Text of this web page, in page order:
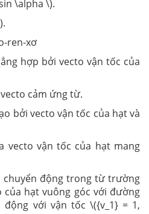
\alpha \).
ren-xơ
hợp bởi vecto vận tốc của
cảm ứng từ.
bởi vecto vận tốc của hạt và
vecto vận tốc của hạt mang
chuyển động trong từ trường
của hạt vuông góc với đường
với vận tốc \({v_1} = 1,